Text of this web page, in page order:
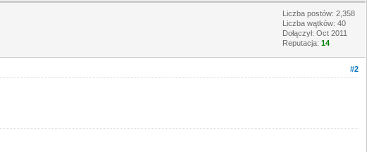
Liczba postów: 2,358
Liczba wątków: 40
Dołączył: Oct 2011
Reputacja: 14
#2